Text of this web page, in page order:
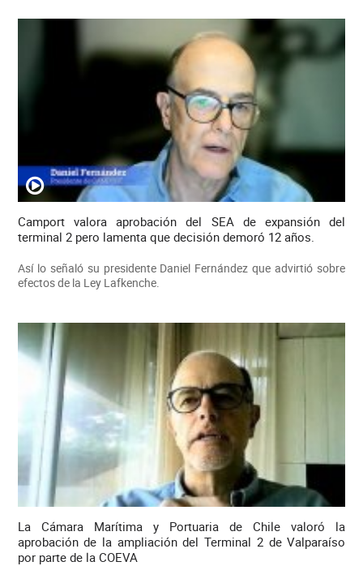
Camport valora aprobación del SEA de expansión del
terminal 2 pero lamenta que decisión demoró 12 años.
Así lo señaló su presidente Daniel Fernández que advirtió sobre
efectos de la Ley Lafkenche.
La Cámara Marítima y Portuaria de Chile valoró la
aprobación de la ampliación del Terminal 2 de Valparaíso
por parte de la COEVA